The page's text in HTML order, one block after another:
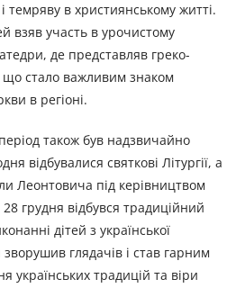
темряву в християнському житті.
взяв участь в урочистому
де представляв греко-
що стало важливим знаком
в регіоні.
також був надзвичайно
відбувалися святкові Літургії, а
Леонтовича під керівництвом
грудня відбувся традиційний
дітей з української
глядачів і став гарним
українських традицій та віри